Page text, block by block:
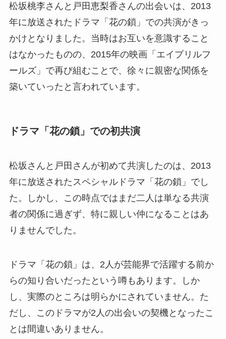
松坂桃李さんと戸田恵梨香さんの出会いは、2013
年に放送されたドラマ「花の鎖」での共演がきっ
かけとなりました。当時はお互いを意識すること
はなかったものの、2015年の映画「エイプリルフ
ールズ」で再び組むことで、徐々に親密な関係を
築いていったと言われています。
ドラマ「花の鎖」での初共演
松坂さんと戸田さんが初めて共演したのは、2013
年に放送されたスペシャルドラマ「花の鎖」でし
た。しかし、この時点ではまだ二人は単なる共演
者の関係に過ぎず、特に親しい仲になることはあ
りませんでした。
ドラマ「花の鎖」は、2人が芸能界で活躍する前か
らの知り合いだったという噂もあります。しか
し、実際のところは明らかにされていません。た
だし、このドラマが2人の出会いの契機となったこ
とは間違いありません。